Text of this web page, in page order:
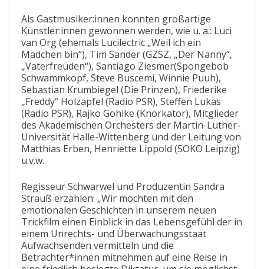
Als Gastmusiker:innen konnten großartige
Künstler:innen gewonnen werden, wie u. a.: Luci
van Org (ehemals Lucilectric „Weil ich ein
Mädchen bin“), Tim Sander (GZSZ, „Der Nanny“,
„Vaterfreuden“), Santiago Ziesmer(Spongebob
Schwammkopf, Steve Buscemi, Winnie Puuh),
Sebastian Krumbiegel (Die Prinzen), Friederike
„Freddy“ Holzapfel (Radio PSR), Steffen Lukas
(Radio PSR), Rajko Gohlke (Knorkator), Mitglieder
des Akademischen Orchesters der Martin-Luther-
Universität Halle-Wittenberg und der Leitung von
Matthias Erben, Henriette Lippold (SOKO Leipzig)
u.v.w.
Regisseur Schwarwel und Produzentin Sandra
Strauß erzählen: „Wir möchten mit den
emotionalen Geschichten in unserem neuen
Trickfilm einen Einblick in das Lebensgefühl der in
einem Unrechts- und Überwachungsstaat
Aufwachsenden vermitteln und die
Betrachter*innen mitnehmen auf eine Reise in